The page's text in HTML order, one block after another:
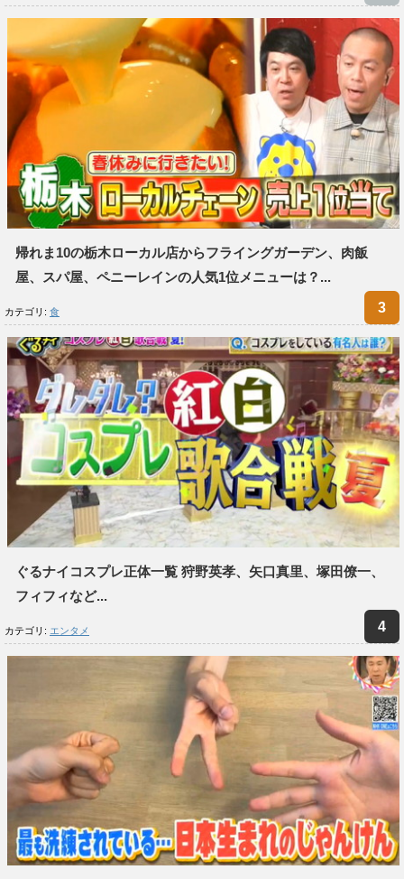
帰れま10の栃木ローカル店からフライングガーデン、肉飯
屋、スパ屋、ペニーレインの人気1位メニューは？...
カテゴリ: 食
ぐるナイコスプレ正体一覧 狩野英孝、矢口真里、塚田僚一、
フィフィなど...
カテゴリ: エンタメ